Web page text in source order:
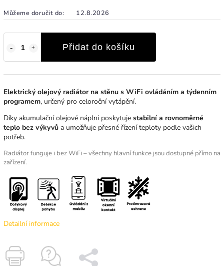
Můžeme doručit do: 12.8.2026
Přidat do košíku
Elektrický olejový radiátor na stěnu s WiFi ovládáním a týdenním
programem, určený pro celoroční vytápění.
Díky akumulační olejové náplni poskytuje stabilní a rovnoměrné
teplo bez výkyvů a umožňuje přesné řízení teploty podle vašich
potřeb.
Radiátor funguje i bez WiFi – všechny hlavní funkce jsou dostupné přímo na
zařízení.
Detailní informace